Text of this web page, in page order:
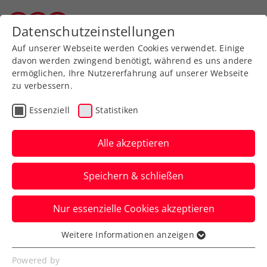
Zurück zur Newsübersicht
Turniere
Tolle Wimbledon-
Generalprobe: Ofner
erreicht auf Mallorca 4.
ATP-Halbfinale
Österreichs Nummer eins nimmt auf der
spanischen Urlaubsinsel nun auch Alex
Michelsen raus.
Datenschutzeinstellungen
Auf unserer Webseite werden Cookies verwendet. Einige
davon werden zwingend benötigt, während es uns andere
ermöglichen, Ihre Nutzererfahrung auf unserer Webseite
zu verbessern.
Essenziell Statistiken
Alle akzeptieren
Speichern & schließen
Nur essenzielle Cookies akzeptieren
Essenziell
Essenzielle Cookies werden für grundlegende
Weitere Informationen anzeigen
Powered by